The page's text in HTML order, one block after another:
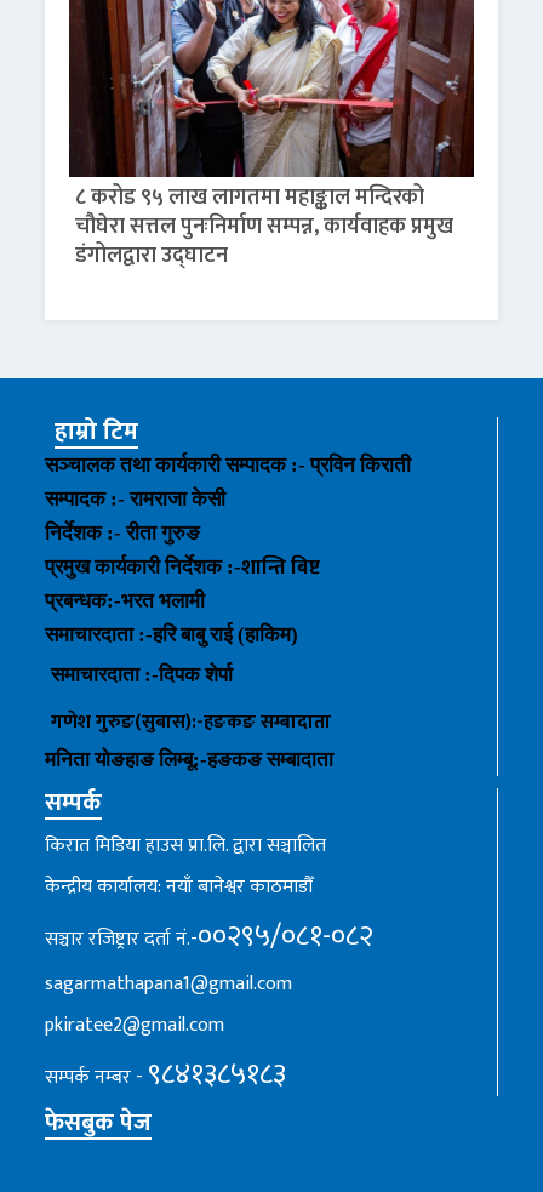
८ करोड ९५ लाख लागतमा महाङ्काल मन्दिरको
चौघेरा सत्तल पुनःनिर्माण सम्पन्न, कार्यवाहक प्रमुख
डंगोलद्वारा उद्घाटन
हाम्रो टिम
सञ्चालक तथा कार्यकारी सम्पादक :- प्रविन किराती
सम्पादक :- रामराजा केसी
निर्देशक :- रीता गुरुङ
प्रमुख कार्यकारी निर्देशक :-शान्ति बिष्ट
प्रबन्धक:-भरत भलामी
समाचारदाता :-हरि बाबु राई (हाकिम)
समाचारदाता :-दिपक शेर्पा
गणेश गुरुङ(सुबास):-हङकङसम्बादाता
मनिता योङहाङलिम्बू:-हङकङ सम्बादाता
सम्पर्क
किरात मिडिया हाउस प्रा.लि. द्वारा सञ्चालित
केन्द्रीय कार्यालय: नयाँ बानेश्वर काठमाडौँ
सञ्चार रजिष्ट्रार दर्ता नं.-००२९५/०८१-०८२
sagarmathapana1@gmail.com
pkiratee2@gmail.com
सम्पर्क नम्बर - ९८४१३८५१८३
फेसबुक पेज